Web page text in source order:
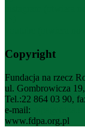
Copyright
Fundacja na rzecz
ul. Gombrowicza
Tel.:22 864 03 90,
e-mail:
www.fdpa.org.pl